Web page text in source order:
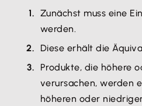
Zunächst muss eine
werden.
Diese erhält die
Produkte, die höhere
verursachen, werden
höheren oder